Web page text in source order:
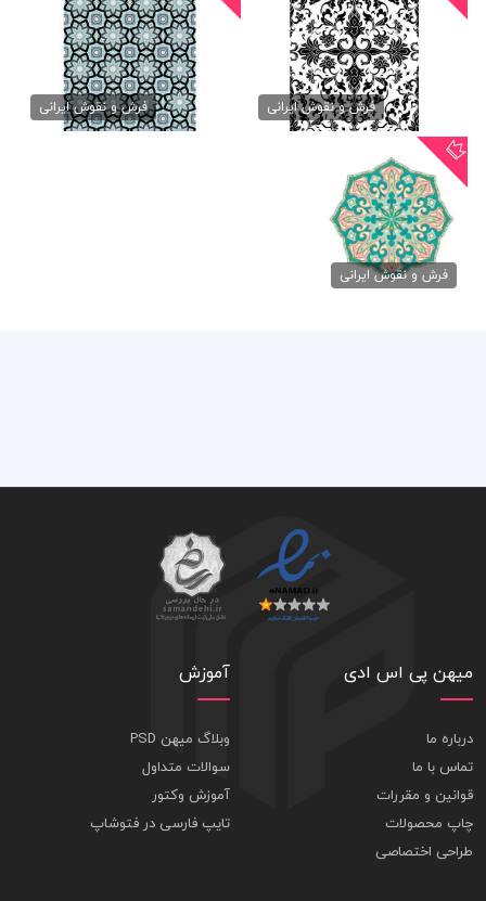
حاشیه اسلیمی لایه باز
50,000 تومانفرش و نقوش ایرانی
پترن لایه باز اسلیمی
50,000 تومانفرش و نقوش ایرانی
وکتور الگو اسلیمی
50,000 تومان
فرش و نقوش ایرانی
میهن پی اس ادی
درباره ما
تماس با ما
قوانین و مقررات
چاپ محصولات
طراحی اختصاصی
آموزش
وبلاگ میهن PSD
سوالات متداول
آموزش وکتور
تایپ فارسی در فتوشاپ